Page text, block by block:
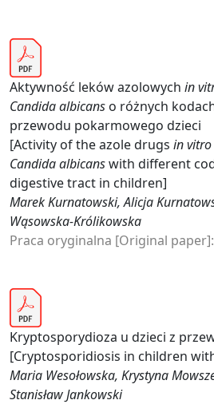
Aktywność leków azolowych in
Candida albicans o różnych
przewodu pokarmowego dzieci
[Activity of the azole drugs in vitro
Candida albicanswith different
digestive tract in children]
Marek Kurnatowski, Alicja
Wąsowska-Królikowska
Praca oryginalna [Original
Kryptosporydioza u dzieci z
[Cryptosporidiosis in children
Maria Wesołowska, Krystyna
Stanisław Jankowski